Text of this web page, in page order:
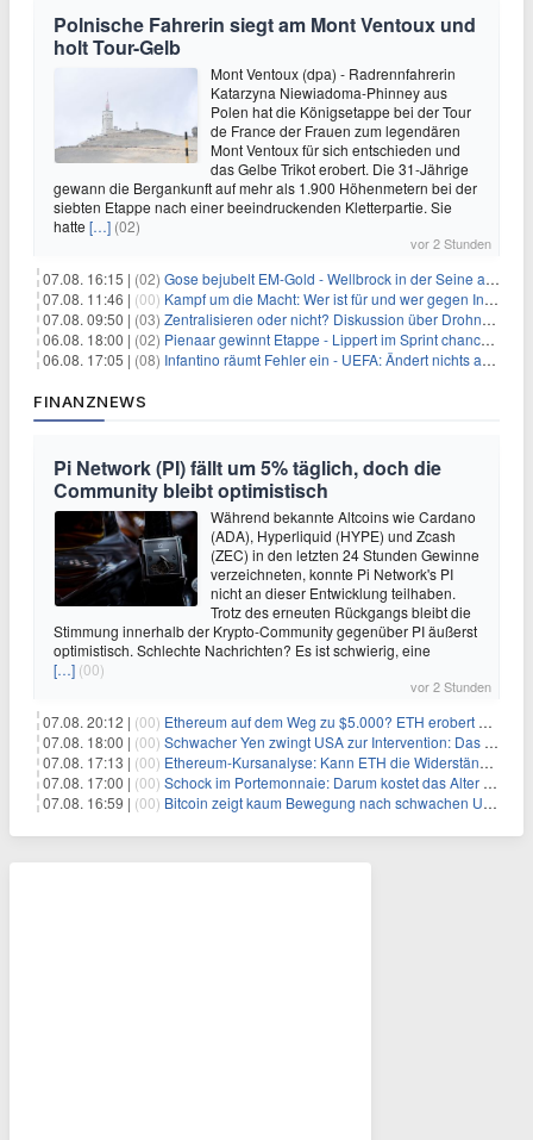
Polnische Fahrerin siegt am Mont Ventoux und
holt Tour-Gelb
Mont Ventoux (dpa) - Radrennfahrerin
Katarzyna Niewiadoma-Phinney aus
Polen hat die Königsetappe bei der Tour
de France der Frauen zum legendären
Mont Ventoux für sich entschieden und
das Gelbe Trikot erobert. Die 31-Jährige
gewann die Bergankunft auf mehr als 1.900 Höhenmetern bei der
siebten Etappe nach einer beeindruckenden Kletterpartie. Sie
hatte […] (02)
vor 2 Stunden
07.08. 16:15 | (02) Gose bejubelt EM-Gold - Wellbrock in der Seine ausgebremst
07.08. 11:46 | (00) Kampf um die Macht: Wer ist für und wer gegen Infantino?
07.08. 09:50 | (03) Zentralisieren oder nicht? Diskussion über Drohnenabwehr
06.08. 18:00 | (02) Pienaar gewinnt Etappe - Lippert im Sprint chancenlos
06.08. 17:05 | (08) Infantino räumt Fehler ein - UEFA: Ändert nichts an Boykott
FINANZNEWS
Pi Network (PI) fällt um 5% täglich, doch die
Community bleibt optimistisch
Während bekannte Altcoins wie Cardano
(ADA), Hyperliquid (HYPE) und Zcash
(ZEC) in den letzten 24 Stunden Gewinne
verzeichneten, konnte Pi Network's PI
nicht an dieser Entwicklung teilhaben.
Trotz des erneuten Rückgangs bleibt die
Stimmung innerhalb der Krypto-Community gegenüber PI äußerst
optimistisch. Schlechte Nachrichten? Es ist schwierig, eine
[…] (00)
vor 2 Stunden
07.08. 20:12 | (00) Ethereum auf dem Weg zu $5.000? ETH erobert wichtige Marke zurück, während Institutionen weiter akkumulieren
07.08. 18:00 | (00) Schwacher Yen zwingt USA zur Intervention: Das größte Risiko seit 15 Jahren
07.08. 17:13 | (00) Ethereum-Kursanalyse: Kann ETH die Widerstände der gleitenden Durchschnitte überwinden?
07.08. 17:00 | (00) Schock im Portemonnaie: Darum kostet das Alter deutlich mehr als Sie denken
07.08. 16:59 | (00) Bitcoin zeigt kaum Bewegung nach schwachen US-Arbeitsmarktdaten, Fed-Zinserhöhungschancen sinken auf 44%